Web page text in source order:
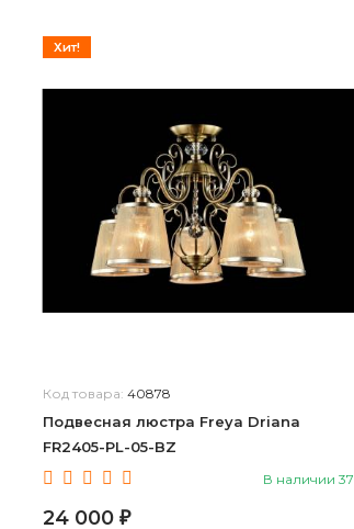
Хит!
Код товара: 40878
Подвесная люстра Freya Driana
FR2405-PL-05-BZ
В наличии 37
24 000 ₽